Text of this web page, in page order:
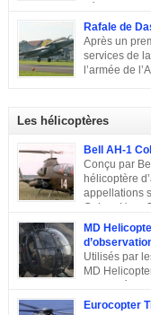
est équipée en majorité
républiques socialistes
stratégiques. D’après les
et les forces de défense
247 avions. L’armée
Rafale de
Après un
services de
l’armée de
que le succès viendra
commandes étrangères
exportations. Tour
Les hélicoptères
Bell AH-1
Conçu par
hélicoptère
appellations
Cobra,
Cobra, Snake ou encore
motorisation, de la même
Bell UH-1 Iroquois. Cet
1965, est entré en service
pays. Sa conception C’est
MD
Utilisés par
MD
est un
du Hughes MD 500. Il a
Eurocopter